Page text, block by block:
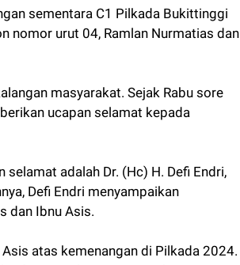
sementara C1 Pilkada Bukittinggi
nomor urut 04, Ramlan Nurmatias dan
masyarakat. Sejak Rabu sore
ucapan selamat kepada
adalah Dr. (Hc) H. Defi Endri,
Defi Endri menyampaikan
dan Ibnu Asis.
atas kemenangan di Pilkada 2024.